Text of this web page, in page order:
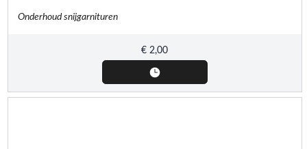
Onderhoud snijgarnituren
€ 2,00